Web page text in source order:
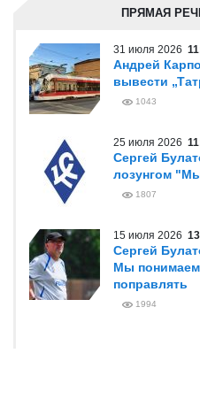
ПРЯМАЯ
31 июля 2026
Андрей
вывести
1043
25 июля 2026
Сергей
лозунгом
1807
15 июля 2026
Сергей
Мы понимаем
поправлять
1994